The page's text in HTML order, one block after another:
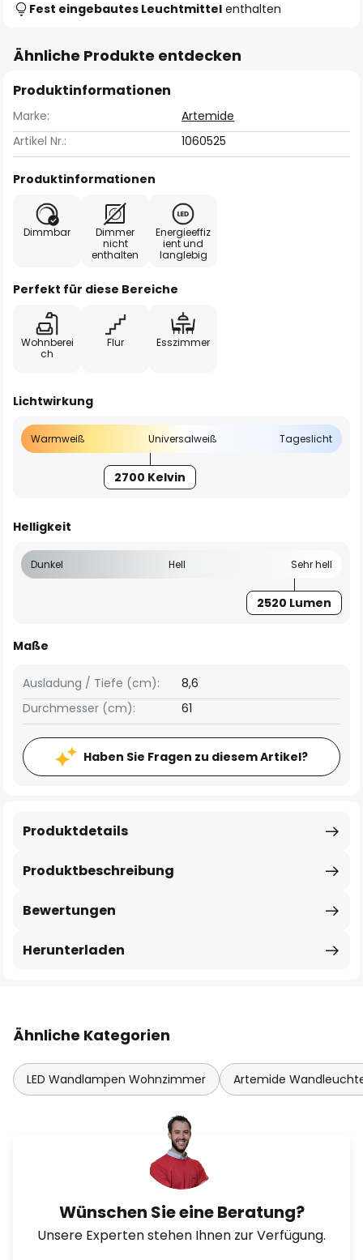
Fest eingebautes Leuchtmittel enthalten
Ähnliche Produkte entdecken
Produktinformationen
Marke:
Artemide
Artikel Nr.:
1060525
Produktinformationen
Dimmbar
Dimmer
nicht
enthalten
Energieeffiz
ient und
langlebig
Perfekt für diese Bereiche
Wohnberei
ch
Flur Esszimmer
Lichtwirkung
Warmweiß Universalweiß Tageslicht
2700 Kelvin
Helligkeit
Dunkel Hell Sehr hell
2520 Lumen
Maße
Ausladung / Tiefe (cm):
8,6
Durchmesser (cm):
61
Haben Sie Fragen zu diesem Artikel?
Produktbeschreibung
Produktdetails
Bewertungen
Herunterladen
Ähnliche Kategorien
LED Wandlampen Wohnzimmer Artemide
Wünschen Sie eine Beratung?
Unsere Experten stehen Ihnen zur Verfügung.